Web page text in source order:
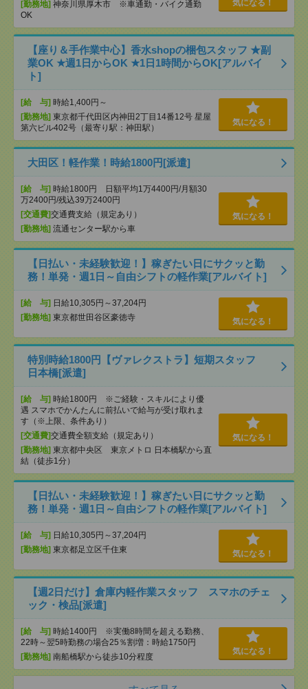
[勤務地] 神奈川県厚木市 ※車通勤・バイク通勤
OK
気になる！
【座り＆手作業中心】香水shopの梱包スタッフ ★副
業OK ★週1日からOK ★1日1時間からOK[アルバイ
ト]
[給 与] 時給1,400円～
[勤務地] 東京都千代田区内神田2丁目14番12号 星屋
第六ビル402号（最寄り駅：神田駅）
気になる！
大田区！軽作業！時給1800円[派遣]
[給 与] 時給1800円 日額平均1万4400円/月額30
万2400円/残込39万2400円
[交通費]交通費支給（規定あり）
[勤務地] 流通センター駅から車
気になる！
【日払い・未経験歓迎！】稼ぎたい日にサクッと勤
務！単発・週1日～自由シフトの軽作業[アルバイト]
[給 与] 日給10,305円～37,204円
[勤務地] 東京都世田谷区豪徳寺 気になる！
特別時給1800円【ヴァレクストラ】短期スタッフ
日本橋[派遣]
[給 与] 時給1800円 ※ご経験・スキルにより優
遇 スマホでかんたんに前払いで給与が受け取れま
す（※上限、条件あり）
[交通費]交通費全額支給（規定あり）
[勤務地] 東京都中央区 東京メトロ 日本橋駅から直
結（徒歩1分）
気になる！
【日払い・未経験歓迎！】稼ぎたい日にサクッと勤
務！単発・週1日～自由シフトの軽作業[アルバイト]
[給 与] 日給10,305円～37,204円
[勤務地] 東京都足立区千住東 気になる！
【週2日だけ】倉庫内軽作業スタッフ スマホのチェ
ック・検品[派遣]
[給 与] 時給1400円 ※実働8時間を超える勤務、
22時～翌5時勤務の場合25％割増：時給1750円
[勤務地] 南船橋駅から徒歩10分程度
気になる！